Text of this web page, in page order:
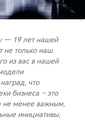
— 19 лет нашей
не только наш
из вас в нашей
что
бизнеса – это
не менее важным,
инициативы,